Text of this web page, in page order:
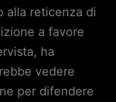
alla reticenza di
a favore
ha
vedere
per difendere